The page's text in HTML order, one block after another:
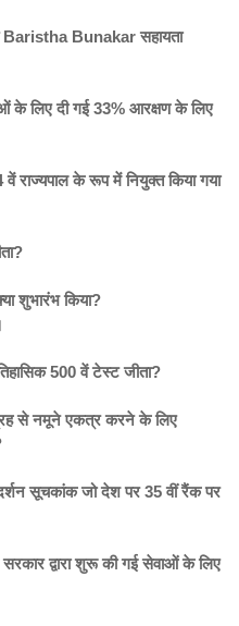
Baristha Bunakar सहायता
के लिए दी गई 33% आरक्षण के लिए
वें राज्यपाल के रूप में नियुक्त किया गया
शुभारंभ किया?
500 वें टेस्ट जीता?
से नमूने एकत्र करने के लिए
सूचकांक जो देश पर 35 वीं रैंक पर
सरकार द्वारा शुरू की गई सेवाओं के लिए